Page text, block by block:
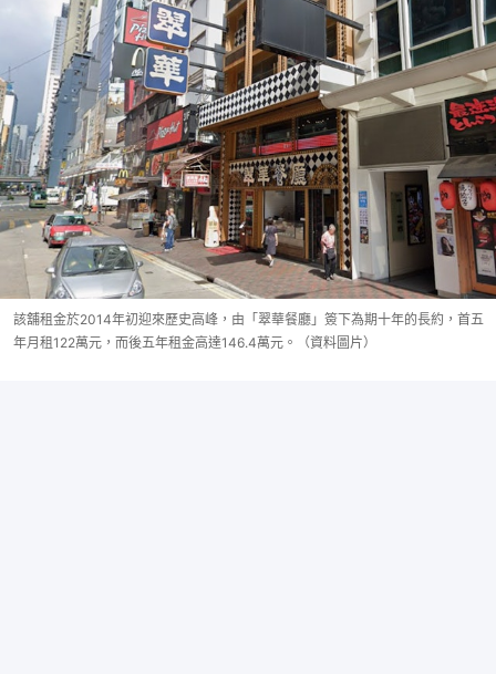
該舖租金於2014年初迎來歷史高峰，由「翠華餐廳」簽下為期十年的長約，首五
年月租122萬元，而後五年租金高達146.4萬元。（資料圖片）